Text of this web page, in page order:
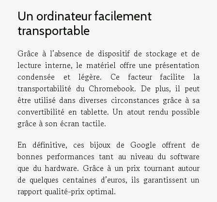
Un ordinateur facilement
transportable
Grâce à l’absence de dispositif de stockage et de
lecture interne, le matériel offre une présentation
condensée et légère. Ce facteur facilite la
transportabilité du Chromebook. De plus, il peut
être utilisé dans diverses circonstances grâce à sa
convertibilité en tablette. Un atout rendu possible
grâce à son écran tactile.
En définitive, ces bijoux de Google offrent de
bonnes performances tant au niveau du software
que du hardware. Grâce à un prix tournant autour
de quelques centaines d’euros, ils garantissent un
rapport qualité-prix optimal.